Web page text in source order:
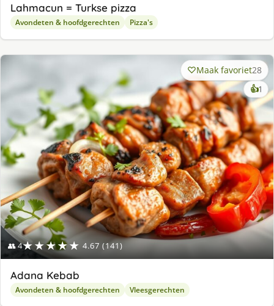
Lahmacun = Turkse pizza
Avondeten & hoofdgerechten Pizza's
👥 4★★★★★ 4.67 (141)
Maak favoriet28
👍1
Adana Kebab
Avondeten & hoofdgerechten Vleesgerechten